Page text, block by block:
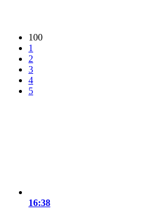
100
1
2
3
4
5
16:38